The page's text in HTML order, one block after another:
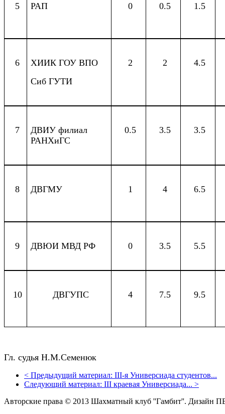
5 РАП 0 0.5 1.5
6
ХИИК ГОУ ВПО
Сиб ГУТИ
2 2 4.5
7
ДВИУ филиал
РАНХиГС
0.5 3.5 3.5
8 ДВГМУ 1 4 6.5
9 ДВЮИ МВД РФ 0 3.5 5.5
10 ДВГУПС 4 7.5 9.5
Гл. судья Н.М.Семенюк
< Предыдущий материал: III-я Универсиада студентов...
Следующий материал: III краевая Универсиада... >
Авторские права © 2013 Шахматный клуб ''Гамбит''. Дизайн